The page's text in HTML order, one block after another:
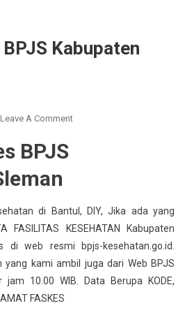
Kabupaten
Leave A CommentOn
BPJS
di Bantul, DIY, Jika ada yang
FASILITAS KESEHATAN Kabupaten
di web resmi bpjs-kesehatan.go.id.
yang kami ambil juga dari Web BPJS
10.00 WIB. Data Berupa KODE,
FASKES